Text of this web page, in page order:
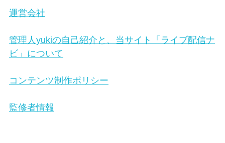
運営会社
管理人yukiの自己紹介と、当サイト「ライブ配信ナ
ビ」について
コンテンツ制作ポリシー
監修者情報